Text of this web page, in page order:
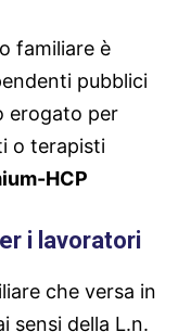
familiare è
pubblici
erogato per
o terapisti
HCP
i lavoratori
che versa in
sensi della L.n.